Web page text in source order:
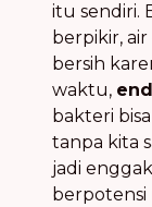
itu sendiri.
berpikir,
bersih
waktu,
bakteri
tanpa kita
jadi
berpotensi